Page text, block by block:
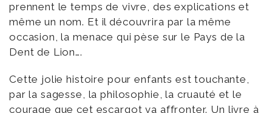
prennent le temps de vivre, des explications et
même un nom. Et il découvrira par la même
occasion, la menace qui pèse sur le Pays de la
Dent de Lion….
Cette jolie histoire pour enfants est touchante,
par la sagesse, la philosophie, la cruauté et le
courage que cet escargot va affronter. Un livre à